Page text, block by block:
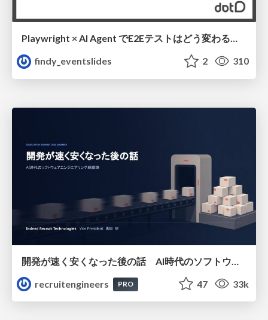
Playwright × AI Agent でE2Eテストはどう変わるか AI駆動テストの可能性と実用検証の結果 _0721
findy_eventslides
2 310
recruitengineers
PRO 47 33k